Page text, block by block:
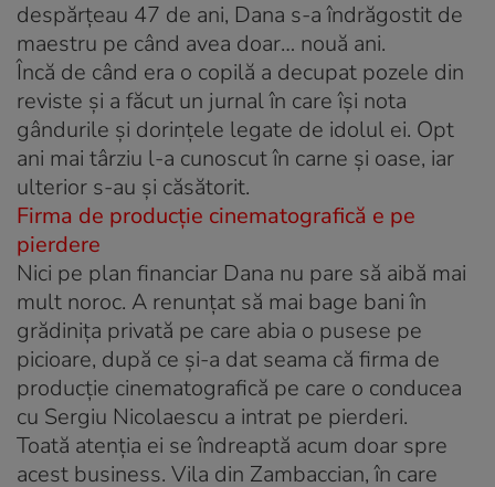
despărţeau 47 de ani, Dana s-a îndrăgostit de
maestru pe când avea doar… nouă ani.
Încă de când era o copilă a decupat pozele din
reviste şi a făcut un jurnal în care îşi nota
gândurile şi dorinţele legate de idolul ei. Opt
ani mai târziu l-a cunoscut în carne şi oase, iar
ulterior s-au şi căsătorit.
Firma de producţie cinematografică e pe
pierdere
Nici pe plan financiar Dana nu pare să aibă mai
mult noroc. A renunţat să mai bage bani în
grădiniţa privată pe care abia o pusese pe
picioare, după ce şi-a dat seama că firma de
producţie cinematografică pe care o conducea
cu Sergiu Nicolaescu a intrat pe pierderi.
Toată atenţia ei se îndreaptă acum doar spre
acest business. Vila din Zambaccian, în care